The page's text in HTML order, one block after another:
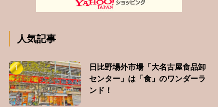
人気記事
日比野場外市場「大名古屋食品卸
センター」は「食」のワンダーラ
ンド！